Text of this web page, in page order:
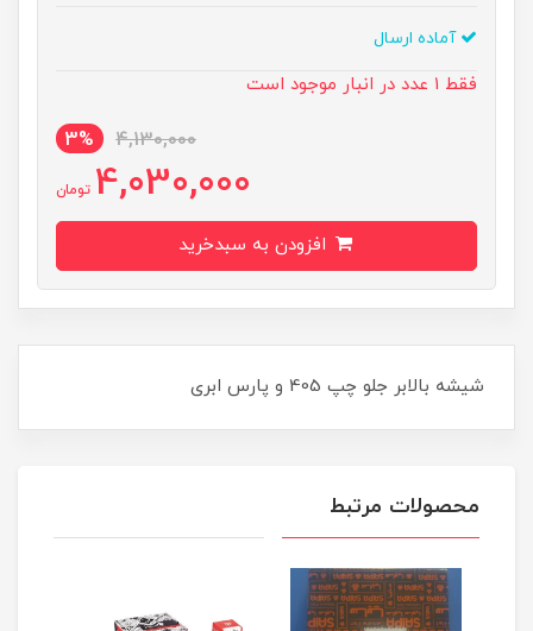
آماده ارسال
فقط 1 عدد در انبار موجود است
4,130,000
3%
4,030,000 تومان
شیشه بالابر جلو چپ 405 و پارس ابری
محصولات مرتبط